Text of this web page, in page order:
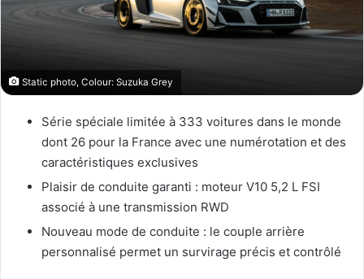
Static photo, Colour: Suzuka Grey
Série spéciale limitée à 333 voitures dans le monde
dont 26 pour la France avec une numérotation et des
caractéristiques exclusives
Plaisir de conduite garanti : moteur V10 5,2 L FSI
associé à une transmission RWD
Nouveau mode de conduite : le couple arrière
personnalisé permet un survirage précis et contrôlé